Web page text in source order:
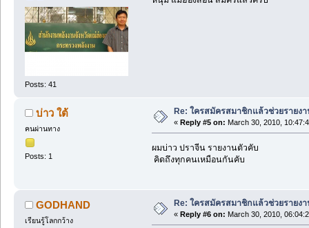
Posts: 41
บ่าว ใต้
คนผ่านทาง
Posts: 1
Re: ใครสมัครสมาชิกแล้วช่วยรายง
« Reply #5 on: March 30, 2010,
ผมบ่าว ปราจีน รายงานตัวคับ
คิดถึงทุกคนเหมือนกันคับ
GODHAND
เรียนรู้โลกกว้าง
Re: ใครสมัครสมาชิกแล้วช่วยรายง
« Reply #6 on: March 30, 2010,